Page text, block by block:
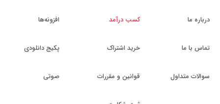
درباره ما
تماس با ما
سوالات متداول
کسب درآمد
خرید اشتراک
قوانین و مقررات
افزونه‌ها
پکیج دانلودی
صوتی